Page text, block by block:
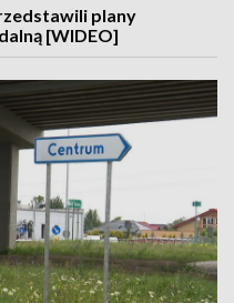
plany
[WIDEO]